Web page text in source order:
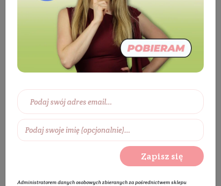
lodówek i mikrofalówek - bezzapachowy
Zapisz się
Administratorem danych osobowych zbieranych za pośrednictwem sklepu